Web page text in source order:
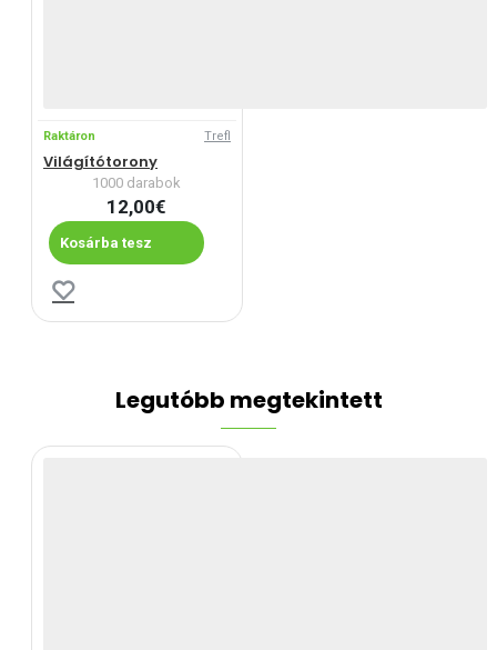
Raktáron Trefl
Világítótorony
1000 darabok
12,00€
Kosárba tesz
Legutóbb megtekintett